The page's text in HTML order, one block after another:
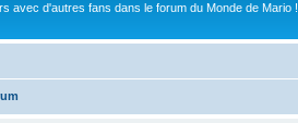
avec d'autres fans dans le forum du Monde de Mario !